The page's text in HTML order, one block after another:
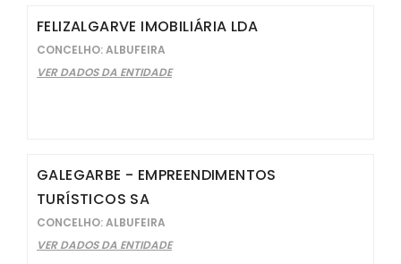
FELIZALGARVE IMOBILIÁRIA LDA
CONCELHO: ALBUFEIRA
VER DADOS DA ENTIDADE
GALEGARBE - EMPREENDIMENTOS
TURÍSTICOS SA
CONCELHO: ALBUFEIRA
VER DADOS DA ENTIDADE